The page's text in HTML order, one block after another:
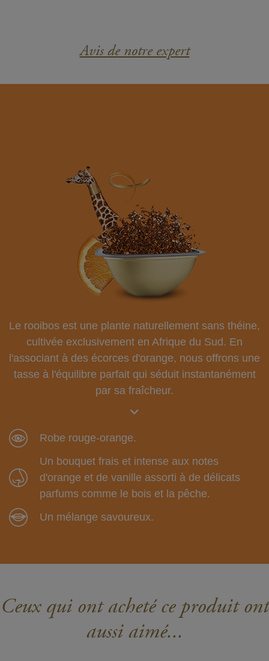
Avis de notre expert
Le rooibos est une plante naturellement sans théine,
cultivée exclusivement en Afrique du Sud. En
l'associant à des écorces d'orange, nous offrons une
tasse à l'équilibre parfait qui séduit instantanément
par sa fraîcheur.
Robe rouge-orange.
Un bouquet frais et intense aux notes
d'orange et de vanille assorti à de délicats
parfums comme le bois et la pêche.
Un mélange savoureux.
Ceux qui ont acheté ce produit ont
aussi aimé...